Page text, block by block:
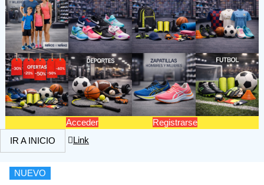
Acceder
Registrarse
IR A INICIO
Link
NUEVO